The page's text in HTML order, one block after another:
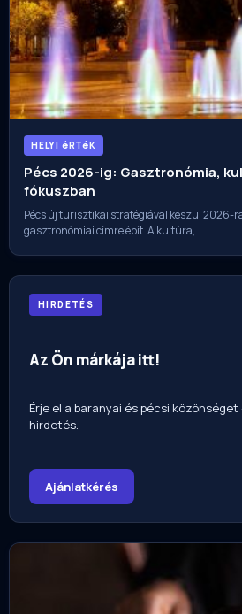
HELYI éRTéK
Pécs 2026-ig: Gasztronómia,
fókuszban
Pécs új turisztikai stratégiával készül 2026-
gasztronómiai címre épít. A kultúra,…
HIRDETÉS
Az Ön márkája itt!
Érje el a baranyai és pécsi
hirdetés.
Ajánlatkérés